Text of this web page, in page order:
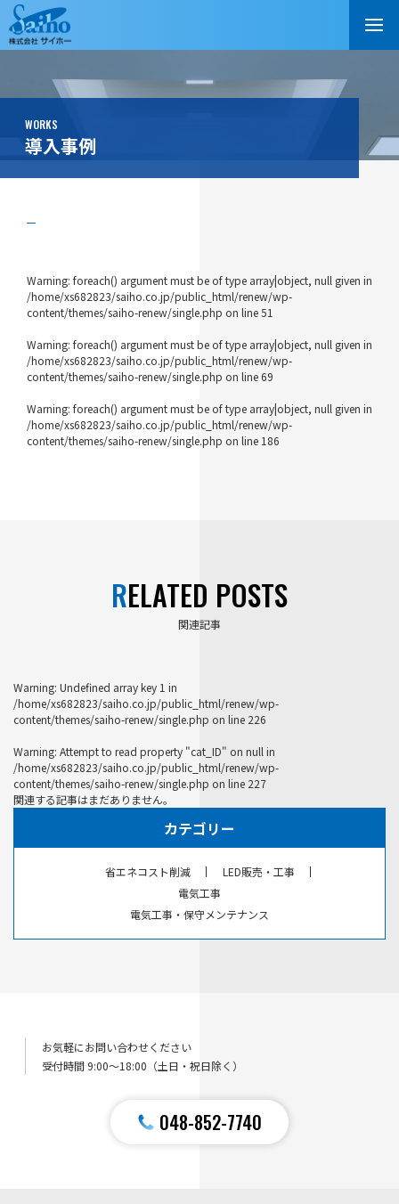
WORKS
導入事例
Warning: foreach() argument must be of type array|object, null given in
/home/xs682823/saiho.co.jp/public_html/renew/wp-
content/themes/saiho-renew/single.php on line51
Warning: foreach() argument must be of type array|object, null given in
/home/xs682823/saiho.co.jp/public_html/renew/wp-
content/themes/saiho-renew/single.php on line69
Warning: foreach() argument must be of type array|object, null given in
/home/xs682823/saiho.co.jp/public_html/renew/wp-
content/themes/saiho-renew/single.php on line 186
RELATED POSTS
関連記事
Warning: Undefined array key 1 in
/home/xs682823/saiho.co.jp/public_html/renew/wp-
content/themes/saiho-renew/single.php on line 226
Warning: Attempt to read property "cat_ID" on null in
/home/xs682823/saiho.co.jp/public_html/renew/wp-
content/themes/saiho-renew/single.php on line 227
関連する記事はまだありません。
カテゴリー
省エネコスト削減
LED販売・工事
電気工事
電気工事・保守メンテナンス
お気軽にお問い合わせください
受付時間 9:00〜18:00（土日・祝日除く）
048-852-7740